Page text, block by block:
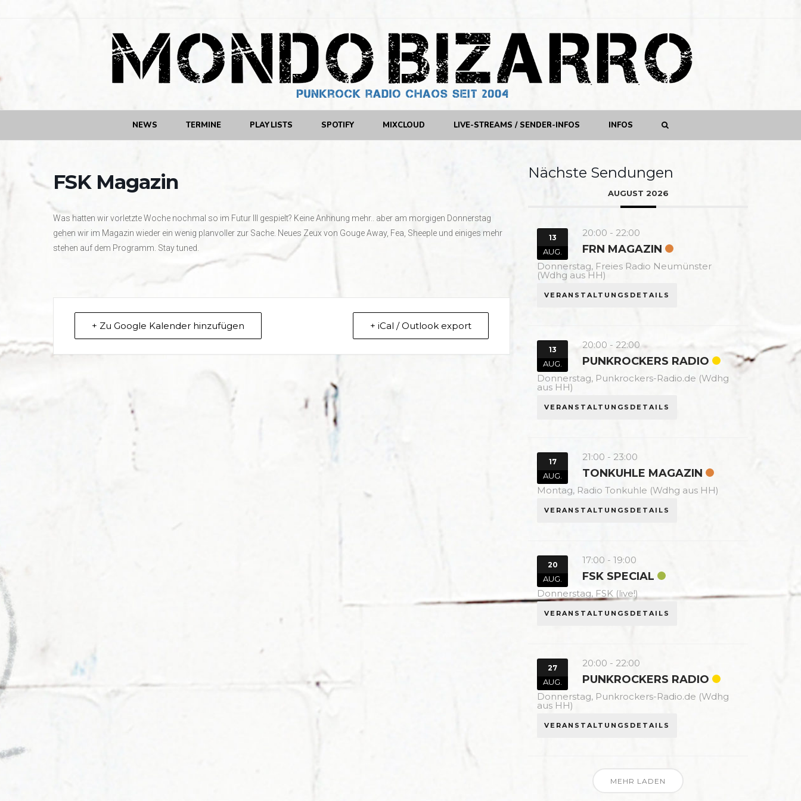
NEWS TERMINE PLAYLISTS SPOTIFY MIXCLOUD LIVE-STREAMS / SENDER-INFOS INFOS
FSK Magazin
Was hatten wir vorletzte Woche nochmal so im Futur III gespielt? Keine Anhnung mehr.. aber am morgigen Donnerstag
gehen wir im Magazin wieder ein wenig planvoller zur Sache. Neues Zeux von Gouge Away, Fea, Sheeple und einiges mehr
stehen auf dem Programm. Stay tuned.
+ Zu Google Kalender hinzufügen + iCal / Outlook export
Nächste Sendungen
AUGUST 2026
13
AUG.
20:00 - 22:00
FRN MAGAZIN
Donnerstag, Freies Radio Neumünster
(Wdhg aus HH)
VERANSTALTUNGSDETAILS
13
AUG.
20:00 - 22:00
PUNKROCKERS RADIO
Donnerstag, Punkrockers-Radio.de (Wdhg
aus HH)
VERANSTALTUNGSDETAILS
17
AUG.
21:00 -23:00
TONKUHLE MAGAZIN
Montag, Radio Tonkuhle (Wdhg aus HH)
VERANSTALTUNGSDETAILS
20
AUG.
17:00 -19:00
FSK SPECIAL
Donnerstag, FSK (live!)
VERANSTALTUNGSDETAILS
27
AUG.
20:00 - 22:00
PUNKROCKERS RADIO
Donnerstag, Punkrockers-Radio.de (Wdhg
aus HH)
VERANSTALTUNGSDETAILS
MEHR LADEN